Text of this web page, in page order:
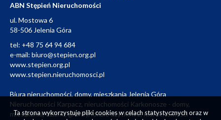
ABN Stępień Nieruchomości
ul. Mostowa 6
58-506 Jelenia Góra
tel: +48 75 64 94 684
e-mail: biuro@stepien.org.pl
www.stepien.org.pl
www.stepien.nieruchomosci.pl
Biura nieruchomości, domy, mieszkania Jelenia Góra
Nieruchomości Karpacz, nieruchomości Karkonosze - domy,
mieszkania, działki, grunty, lokale użytkowe, nieruchomości
Ta strona wykorzystuje pliki cookies w celach statystycznych oraz w